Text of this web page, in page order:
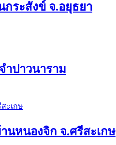
ระสังข์ จ.อยุธยา
ำปาวนาราม
นหนองจิก จ.ศรีสะเกษ